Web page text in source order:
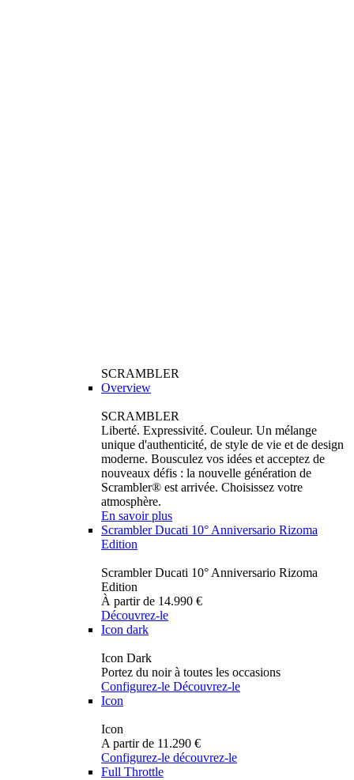
SCRAMBLER
Overview
SCRAMBLER
Liberté. Expressivité. Couleur. Un mélange
unique d'authenticité, de style de vie et de design
moderne. Bousculez vos idées et acceptez de
nouveaux défis : la nouvelle génération de
Scrambler® est arrivée. Choisissez votre
atmosphère.
En savoir plus
Scrambler Ducati 10° Anniversario Rizoma
Edition
Scrambler Ducati 10° Anniversario Rizoma
Edition
À partir de 14.990 €
Découvrez-le
Icon dark
Icon Dark
Portez du noir à toutes les occasions
Configurez-le Découvrez-le
Icon
Icon
A partir de 11.290 €
Configurez-le découvrez-le
Full Throttle